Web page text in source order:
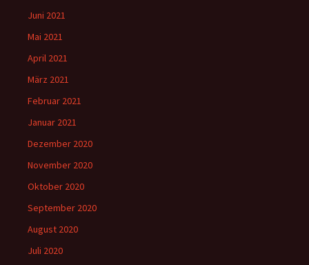
Juni 2021
Mai 2021
April 2021
März 2021
Februar 2021
Januar 2021
Dezember 2020
November 2020
Oktober 2020
September 2020
August 2020
Juli 2020